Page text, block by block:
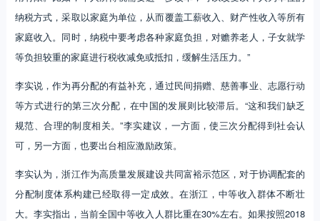
纳税方式，采取以家庭为单位，从而覆盖工薪收入、财产性收入等所有
家庭收入。同时，纳税中要考虑各种家庭负担，对赡养老人，子女就学
等负担较重的家庭进行税收减免或抵扣，缓解生活压力。”
李实说，作为再分配的有益补充，通过民间捐赠、慈善事业、志愿行动
等方式进行的第三次分配，在中国的发展则比较滞后。“这和我们缺乏
规范、合理的制度相关。”李实建议，一方面，使三次分配得到社会认
可，另一方面，也要出台相应激励政策。
李实认为，浙江作为高质量发展建设共同富裕示范区，对于协调配套的
分配制度体系构建已经取得一定成效。在浙江，中等收入群体不断壮
大。李实指出，当前全国中等收入人群比重在30%左右。如果按照2018